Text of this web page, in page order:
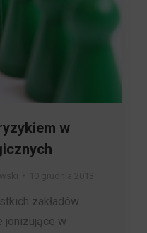
w
zakładów
jonizujące w